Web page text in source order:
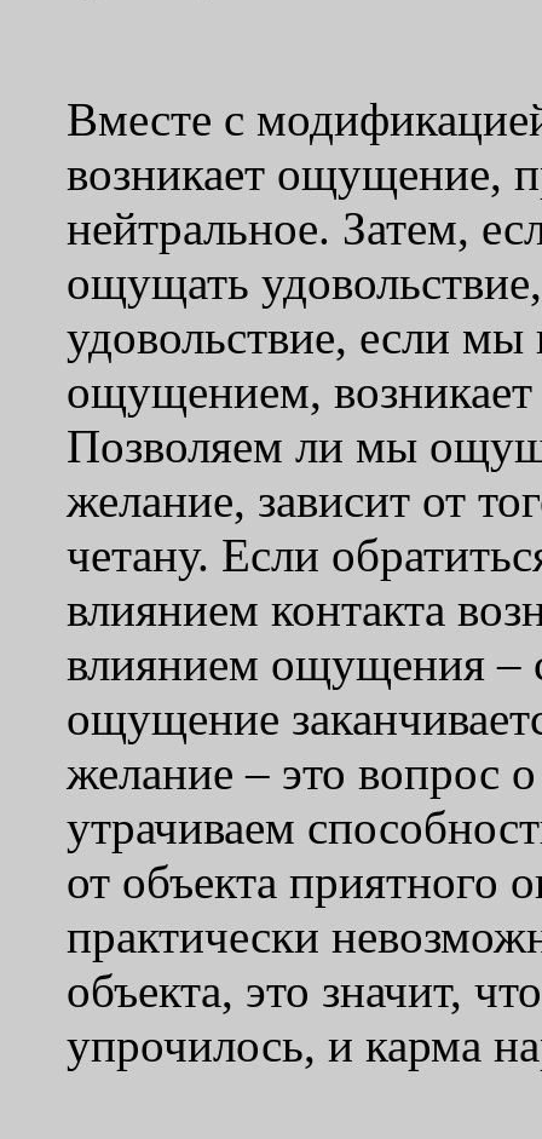
Вместе с
возникает ощущение,
нейтральное. Затем,
ощущать
удовольствие, если
ощущением, возникает
Позволяем ли мы
желание, зависит от
четану. Если
влиянием контакта
влиянием ощущения –
ощущение
желание – это вопрос
утрачиваем
от объекта
практически
объекта, это значит,
упрочилось, и карма